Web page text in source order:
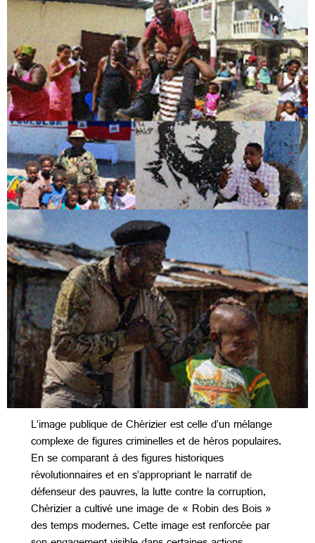
L’image publique de Chérizier est celle d’un mélange
complexe de figures criminelles et de héros populaires.
En se comparant à des figures historiques
révolutionnaires et en s’appropriant le narratif de
défenseur des pauvres, la lutte contre la corruption,
Chérizier a cultivé une image de « Robin des Bois »
des temps modernes. Cette image est renforcée par